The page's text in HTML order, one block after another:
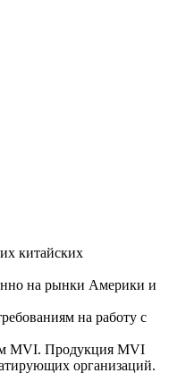
китайских
на рынки Америки и
на работу с
MVI. Продукция MVI
организаций.